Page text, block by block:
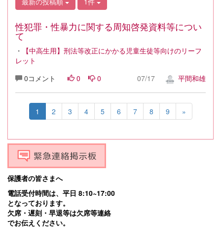
性犯罪・性暴力に関する周知啓発資料等につい
て
・
【中高生用】刑法等改正にかかる児童生徒等向けのリーフ
レット
0コメント
0 0 07/17 平間和雄
1 2 3 4 5 6 7 8 9 »
保護者の皆さまへ
電話受付時間は、平日 8:10~17:00
となっております。
欠席・遅刻・早退等は欠席等連絡
でお伝えください。